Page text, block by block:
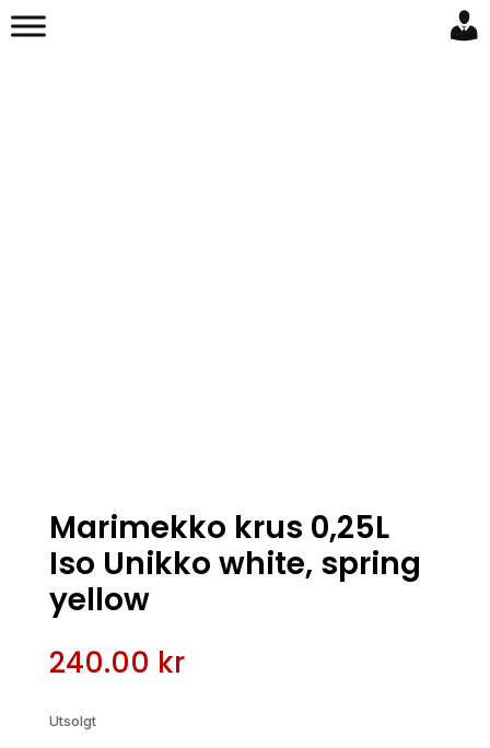
Marimekko krus 0,25L
Iso Unikko white, spring
yellow
240.00 kr
Utsolgt